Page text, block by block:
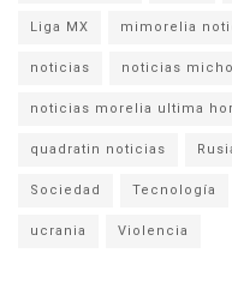
Liga MX mimorelia
noticias noticias
noticias morelia ultima
quadratin noticias
Sociedad Tecnología
ucrania Violencia